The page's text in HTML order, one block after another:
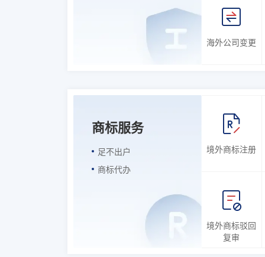
海外公司变更
商标服务
足不出户
商标代办
境外商标注册
境外商标驳回
复审